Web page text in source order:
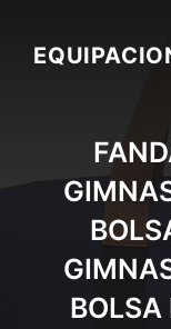
content
BOLSA